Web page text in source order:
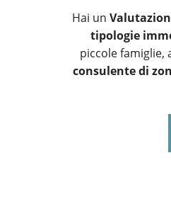
Hai un
tipologie
piccole
consulente di